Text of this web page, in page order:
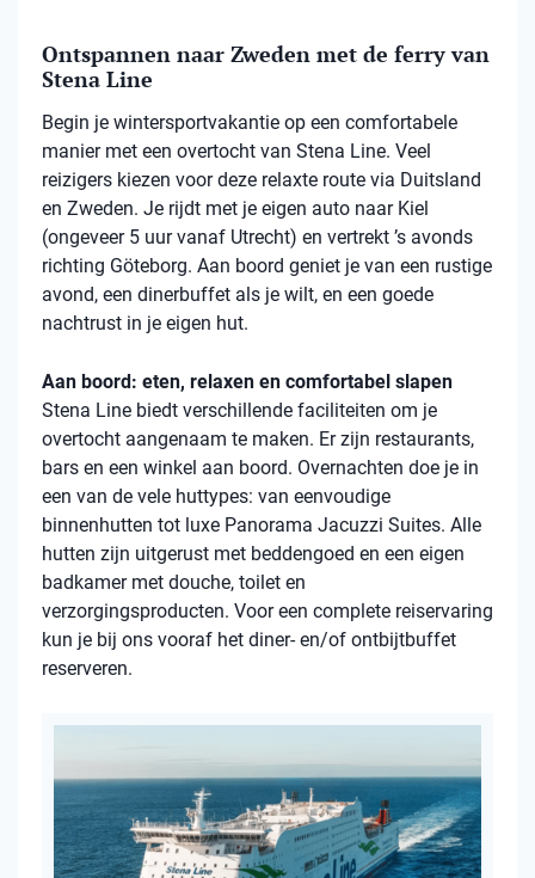
Ontspannen naar Zweden met de ferry van
Stena Line
Begin je wintersportvakantie op een comfortabele
manier met een overtocht van Stena Line. Veel
reizigers kiezen voor deze relaxte route via Duitsland
en Zweden. Je rijdt met je eigen auto naar Kiel
(ongeveer 5 uur vanaf Utrecht) en vertrekt ’s avonds
richting Göteborg. Aan boord geniet je van een rustige
avond, een dinerbuffet als je wilt, en een goede
nachtrust in je eigen hut.
Aan boord: eten, relaxen en comfortabel slapen
Stena Line biedt verschillende faciliteiten om je
overtocht aangenaam te maken. Er zijn restaurants,
bars en een winkel aan boord. Overnachten doe je in
een van de vele huttypes: van eenvoudige
binnenhutten tot luxe Panorama Jacuzzi Suites. Alle
hutten zijn uitgerust met beddengoed en een eigen
badkamer met douche, toilet en
verzorgingsproducten. Voor een complete reiservaring
kun je bij ons vooraf het diner- en/of ontbijtbuffet
reserveren.